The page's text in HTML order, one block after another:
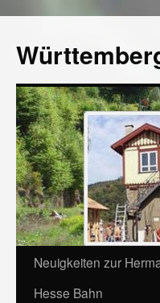
Neuigkeiten zur
Hesse Bahn